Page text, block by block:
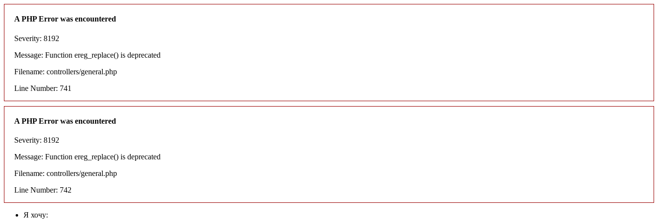
A PHP Error was encountered
Severity: 8192
Message: Function ereg_replace() is deprecated
Filename: controllers/general.php
Line Number: 741
A PHP Error was encountered
Severity: 8192
Message: Function ereg_replace() is deprecated
Filename: controllers/general.php
Line Number: 742
Я хочу: